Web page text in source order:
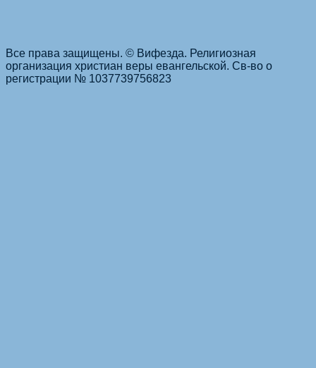
Все права защищены. © Вифезда. Религиозная
организация христиан веры евангельской. Св-во о
регистрации № 1037739756823